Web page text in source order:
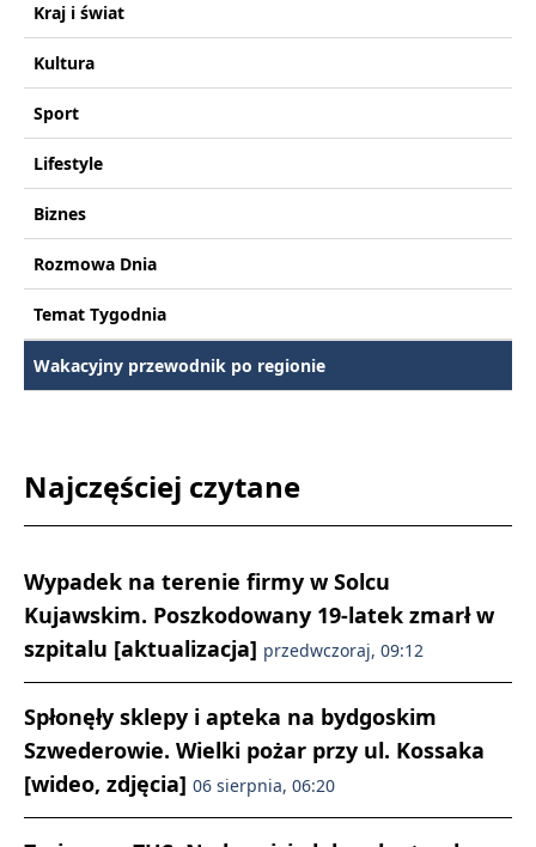
Kraj i świat
Kultura
Sport
Lifestyle
Biznes
Rozmowa Dnia
Temat Tygodnia
Wakacyjny przewodnik po regionie
Najczęściej czytane
Wypadek na terenie firmy w Solcu
Kujawskim. Poszkodowany 19-latek zmarł w
szpitalu [aktualizacja] przedwczoraj, 09:12
Spłonęły sklepy i apteka na bydgoskim
Szwederowie. Wielki pożar przy ul. Kossaka
[wideo, zdjęcia] 06 sierpnia, 06:20